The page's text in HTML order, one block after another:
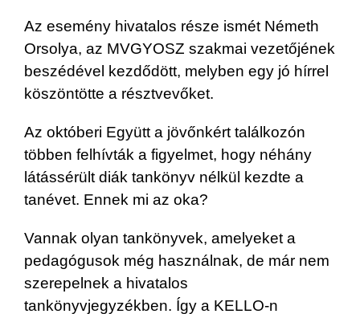
Az esemény hivatalos része ismét Németh
Orsolya, az MVGYOSZ szakmai vezetőjének
beszédével kezdődött, melyben egy jó hírrel
köszöntötte a résztvevőket.
Az októberi Együtt a jövőnkért találkozón
többen felhívták a figyelmet, hogy néhány
látássérült diák tankönyv nélkül kezdte a
tanévet. Ennek mi az oka?
Vannak olyan tankönyvek, amelyeket a
pedagógusok még használnak, de már nem
szerepelnek a hivatalos
tankönyvjegyzékben. Így a KELLO-n